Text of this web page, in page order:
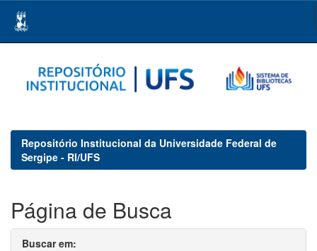
navigation
Repositório Institucional da Universidade Federal de
Sergipe - RI/UFS
Página de Busca
Buscar em: